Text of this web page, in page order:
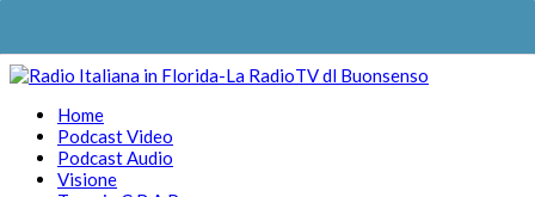
Home
Podcast Video
Podcast Audio
Visione